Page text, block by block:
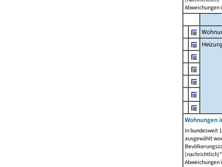
Abweichungen
Wohnungen
In bundesweit
ausgewählt
Abweichungen